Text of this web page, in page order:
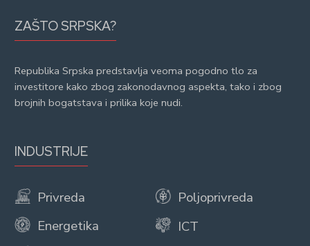
ZAŠTO SRPSKA?
Republika Srpska predstavlja veoma pogodno tlo za
investitore kako zbog zakonodavnog aspekta, tako i zbog
brojnih bogatstava i prilika koje nudi.
INDUSTRIJE
Privreda
Energetika
Poljoprivreda
ICT